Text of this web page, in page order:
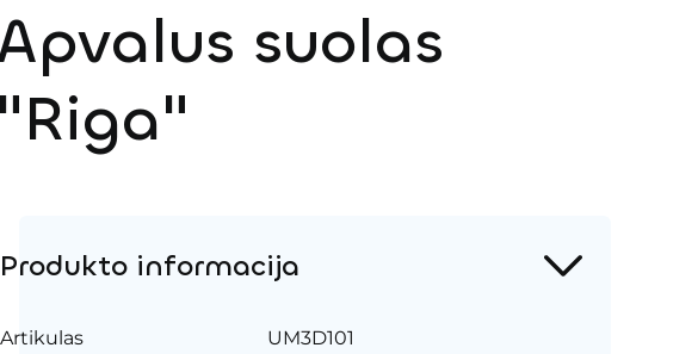
suolas
Produkto informacija
Artikulas
UM3D101